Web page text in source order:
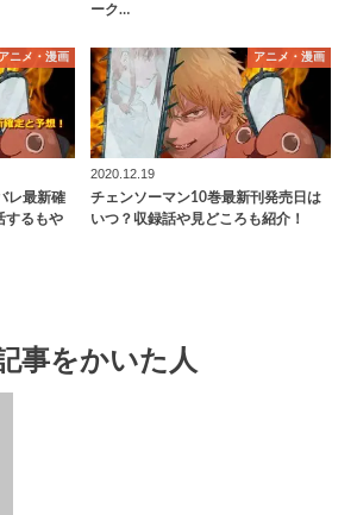
ーク…
アニメ・漫画
レ最新確
するもや
アニメ・漫画
2020.12.19
チェンソーマン10巻最新刊発売日は
いつ？収録話や見どころも紹介！
事をかいた人